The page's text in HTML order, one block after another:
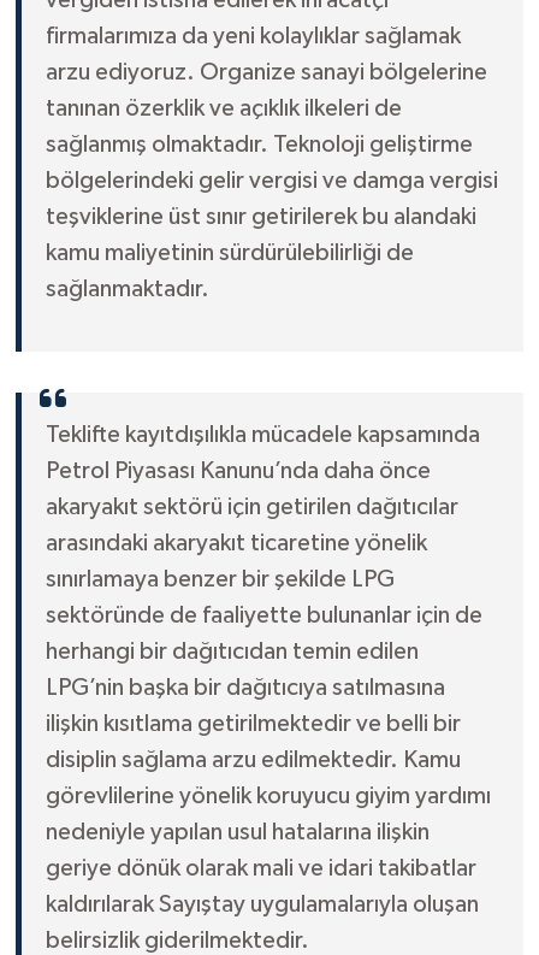
firmalarımıza da yeni kolaylıklar sağlamak
arzu ediyoruz. Organize sanayi bölgelerine
tanınan özerklik ve açıklık ilkeleri de
sağlanmış olmaktadır. Teknoloji geliştirme
bölgelerindeki gelir vergisi ve damga vergisi
teşviklerine üst sınır getirilerek bu alandaki
kamu maliyetinin sürdürülebilirliği de
sağlanmaktadır.
Teklifte kayıtdışılıkla mücadele kapsamında
Petrol Piyasası Kanunu’nda daha önce
akaryakıt sektörü için getirilen dağıtıcılar
arasındaki akaryakıt ticaretine yönelik
sınırlamaya benzer bir şekilde LPG
sektöründe de faaliyette bulunanlar için de
herhangi bir dağıtıcıdan temin edilen
LPG’nin başka bir dağıtıcıya satılmasına
ilişkin kısıtlama getirilmektedir ve belli bir
disiplin sağlama arzu edilmektedir. Kamu
görevlilerine yönelik koruyucu giyim yardımı
nedeniyle yapılan usul hatalarına ilişkin
geriye dönük olarak mali ve idari takibatlar
kaldırılarak Sayıştay uygulamalarıyla oluşan
belirsizlik giderilmektedir.